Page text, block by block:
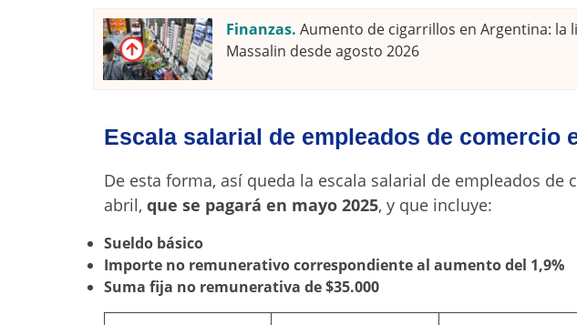
Finanzas. Aumento de cigarrillos en Argentina: la
Massalin desde agosto 2026
Escala salarial de empleados de comercio
De esta forma, así queda la escala salarial de empleados de
abril, que se pagará en mayo 2025, y que incluye:
Sueldo básico
Importe no remunerativo correspondiente al aumento del 1,9%
Suma fija no remunerativa de $35.000